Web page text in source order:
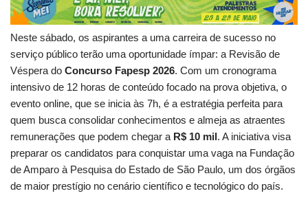
Neste sábado, os aspirantes a uma carreira de sucesso no
serviço público terão uma oportunidade ímpar: a Revisão de
Véspera do Concurso Fapesp 2026. Com um cronograma
intensivo de 12 horas de conteúdo focado na prova objetiva, o
evento online, que se inicia às 7h, é a estratégia perfeita para
quem busca consolidar conhecimentos e almeja as atraentes
remunerações que podem chegar a R$ 10 mil. A iniciativa visa
preparar os candidatos para conquistar uma vaga na Fundação
de Amparo à Pesquisa do Estado de São Paulo, um dos órgãos
de maior prestígio no cenário científico e tecnológico do país.